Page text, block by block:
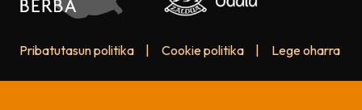
Pribatutasun politika Cookie politika Lege oharra